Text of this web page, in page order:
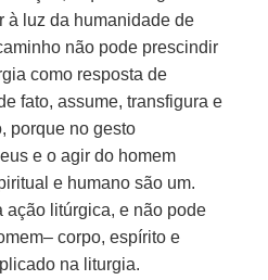
à luz da humanidade de
não pode prescindir
como resposta de
fato, assume, transfigura e
porque no gesto
e o agir do homem
e humano são um.
ação litúrgica, e não pode
corpo, espírito e
na liturgia.